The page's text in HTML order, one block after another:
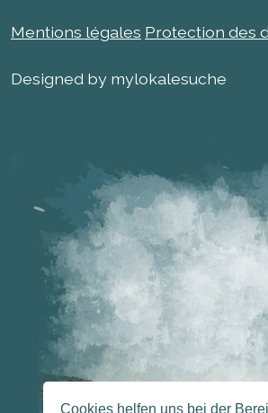
Cookies helfen uns bei der
Mentions légales Protection des
Designed by mylokalesuche